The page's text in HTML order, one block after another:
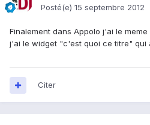
Posté(e) 15 septembre 2012
Finalement dans Appolo j'ai le
j'ai le widget "c'est quoi ce titre" qui
Citer